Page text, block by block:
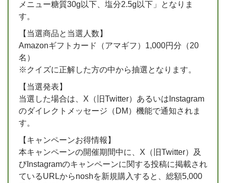
メニュー糖質30g以下、塩分2.5g以下」となりま
す。
【当選商品と当選人数】
Amazonギフトカード（アマギフ）1,000円分（20
名）
※クイズに正解した方の中から抽選となります。
【当選発表】
当選した場合は、X（旧Twitter）あるいはInstagram
のダイレクトメッセージ（DM）機能で通知されま
す。
【キャンペーンお得情報】
本キャンペーンの開催期間中に、X（旧Twitter）及
びInstagramのキャンペーンに関する投稿に掲載され
ているURLからnoshを新規購入すると、総額5,000